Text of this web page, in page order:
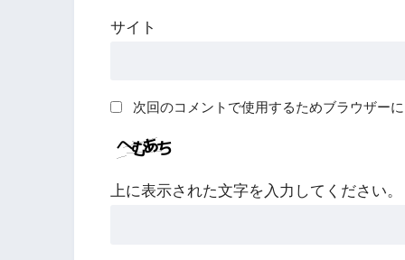
サイト
次回のコメントで使用するためブラウザー
上に表示された文字を入力してください。